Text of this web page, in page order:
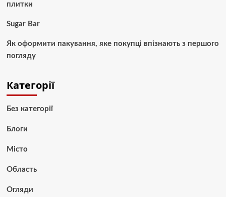
плитки
Sugar Bar
Як оформити пакування, яке покупці впізнають з першого
погляду
Категорії
Без категорії
Блоги
Місто
Область
Огляди